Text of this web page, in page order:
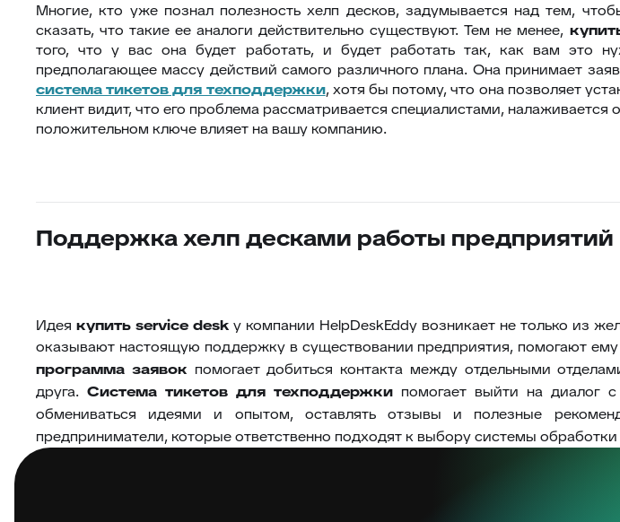
Многие, кто уже познал полезность хелп десков, задумывается над тем,
сказать, что такие ее аналоги действительно существуют. Тем не менее,
того, что у вас она будет работать, и будет работать так, как вам это
предполагающее массу действий самого различного плана. Она принимает
система тикетов для техподдержки, хотя бы потому, что она позволяет
клиент видит, что его проблема рассматривается специалистами,
положительном ключе влияет на вашу компанию.
Поддержка хелп десками работы предприятий
Идея купить service desk у компании HelpDeskEddy возникает не только из
оказывают настоящую поддержку в существовании предприятия, помогают
программа заявок помогает добиться контакта между отдельными
друга. Система тикетов для техподдержкипомогает выйти на диалог
обмениваться идеями и опытом, оставлять отзывы и полезные
предприниматели, которые ответственно подходят к выбору системы обработки